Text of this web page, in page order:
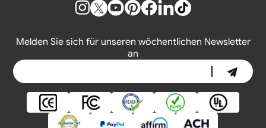
Melden Sie sich für unseren wöchentlichen Newsletter
an